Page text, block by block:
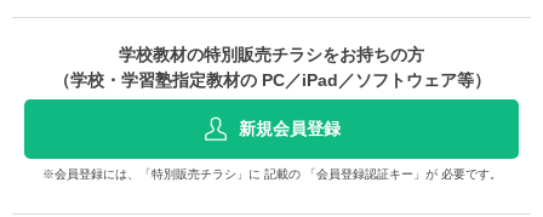
学校教材の特別販売チラシをお持ちの方
（学校・学習塾指定教材の PC／iPad／ソフトウェア等）
新規会員登録
※会員登録には、「特別販売チラシ」に 記載の 「会員登録認証キー」が 必要です。